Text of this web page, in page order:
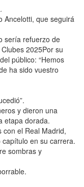
Ancelotti, que seguirá
sería refuerzo de
2025Por su
público: “Hemos
ha sido vuestro
y dieron una
etapa dorada.
con el Real Madrid,
en su carrera.
sombras y